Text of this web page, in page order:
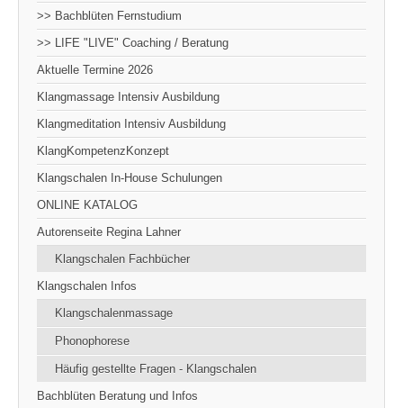
>> Bachblüten Fernstudium
>> LIFE "LIVE" Coaching / Beratung
Aktuelle Termine 2026
Klangmassage Intensiv Ausbildung
Klangmeditation Intensiv Ausbildung
KlangKompetenzKonzept
Klangschalen In-House Schulungen
ONLINE KATALOG
Autorenseite Regina Lahner
Klangschalen Fachbücher
Klangschalen Infos
Klangschalenmassage
Phonophorese
Häufig gestellte Fragen - Klangschalen
Bachblüten Beratung und Infos